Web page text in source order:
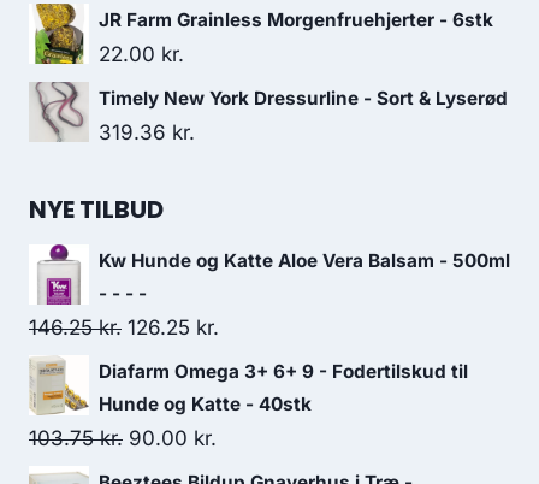
JR Farm Grainless Morgenfruehjerter - 6stk
22.00 kr.
Timely New York Dressurline - Sort & Lyserød
319.36 kr.
NYE TILBUD
Kw Hunde og Katte Aloe Vera Balsam - 500ml
- - - -
146.25kr. Den
oprindelige
pris
var:
146.25 kr..
126.25 kr.
aktuelle
pris
126.25 kr..
Diafarm Omega 3+ 6+ 9 - Fodertilskud til
Hunde og Katte - 40stk
103.75kr. Den
oprindelige
90.00 kr.
aktuelle